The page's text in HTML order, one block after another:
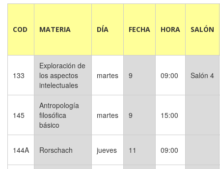
COD MATERIA DÍA FECHA HORA SALÓN
133
Exploración de
los aspectos
intelectuales
martes 9 09:00 Salón 4
145
Antropología
filosófica
básico
martes 9 15:00
144A Rorschach jueves 11 09:00